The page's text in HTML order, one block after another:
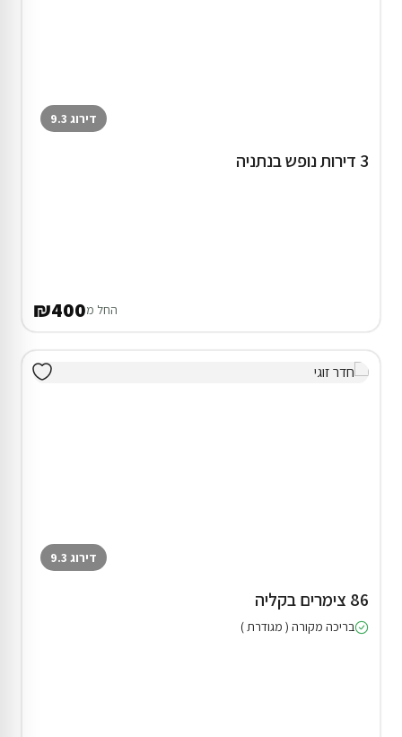
דירוג 9.3
3 דירות נופש בנתניה
החל מ₪400
דירוג 9.3
86 צימרים בקליה
בריכה מקורה ( מגודרת )